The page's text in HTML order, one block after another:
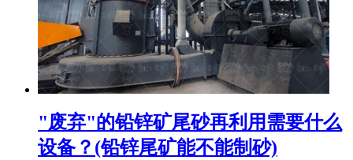
"废弃"的铅锌矿尾砂再利用需要什么
设备？(铅锌尾矿能不能制砂)